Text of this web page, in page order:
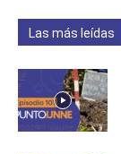
Las más leídas